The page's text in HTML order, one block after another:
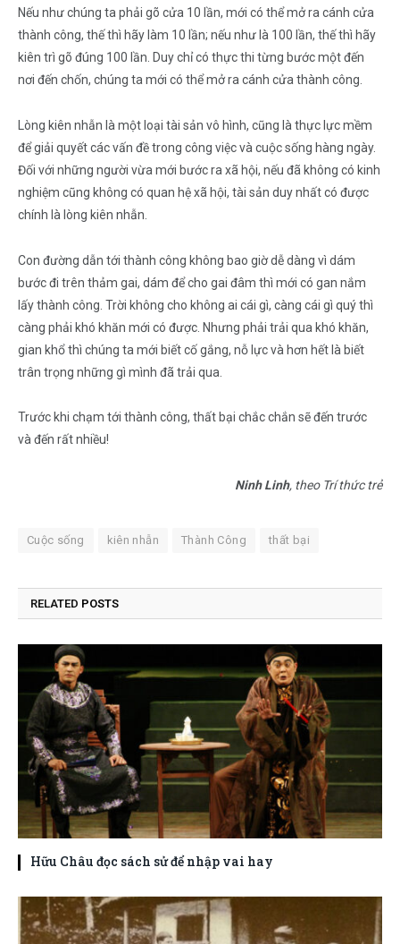
Nếu như chúng ta phải gõ cửa 10 lần, mới có thể mở ra cánh cửa
thành công, thế thì hãy làm 10 lần; nếu như là 100 lần, thế thì hãy
kiên trì gõ đúng 100 lần. Duy chỉ có thực thi từng bước một đến
nơi đến chốn, chúng ta mới có thể mở ra cánh cửa thành công.
Lòng kiên nhẫn là một loại tài sản vô hình, cũng là thực lực mềm
để giải quyết các vấn đề trong công việc và cuộc sống hàng ngày.
Đối với những người vừa mới bước ra xã hội, nếu đã không có kinh
nghiệm cũng không có quan hệ xã hội, tài sản duy nhất có được
chính là lòng kiên nhẫn.
Con đường dẫn tới thành công không bao giờ dễ dàng vì dám
bước đi trên thảm gai, dám để cho gai đâm thì mới có gan nắm
lấy thành công. Trời không cho không ai cái gì, càng cái gì quý thì
càng phải khó khăn mới có được. Nhưng phải trải qua khó khăn,
gian khổ thì chúng ta mới biết cố gắng, nỗ lực và hơn hết là biết
trân trọng những gì mình đã trải qua.
Trước khi chạm tới thành công, thất bại chắc chắn sẽ đến trước
và đến rất nhiều!
Ninh Linh, theo Trí thức trẻ
Cuộc sống kiên nhẫn Thành Công thất bại
RELATED POSTS
Hữu Châu đọc sách sử để nhập vai hay